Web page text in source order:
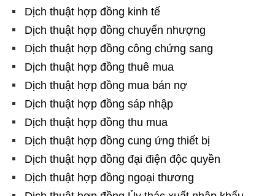
Dịch thuật hợp đồng kinh tế
Dịch thuật hợp đồng chuyển nhượng
Dịch thuật hợp đồng công chứng sang
Dịch thuật hợp đồng thuê mua
Dịch thuật hợp đồng mua bán nợ
Dịch thuật hợp đồng sáp nhập
Dịch thuật hợp đồng thu mua
Dịch thuật hợp đồng cung ứng thiết bị
Dịch thuật hợp đồng đại điện độc quyền
Dịch thuật hợp đồng ngoại thương